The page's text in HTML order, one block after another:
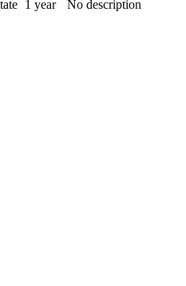
1 year
No description